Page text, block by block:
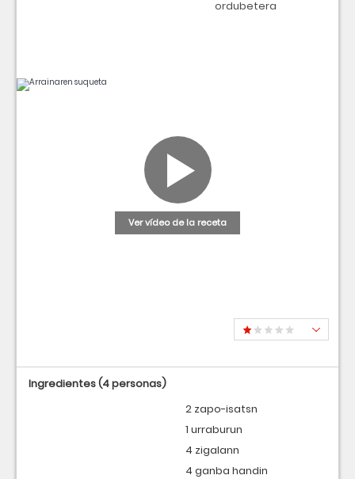
ordubetera
Ver vídeo de la receta
Ingredientes(4 personas)
2 zapo-isatsn
1 urraburun
4 zigalann
4 ganba handin